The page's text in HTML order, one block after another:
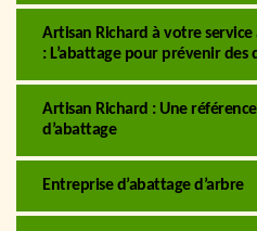
Artisan Richard à votre service
: L’abattage pour prévenir des
Artisan Richard : Une
d’abattage
Entreprise d’abattage d’arbre